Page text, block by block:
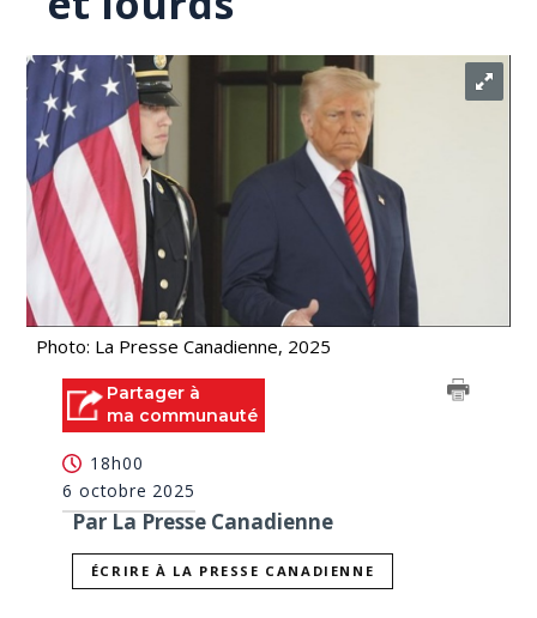
Photo: La Presse Canadienne, 2025
Partager à
ma communauté
18h00
6 octobre 2025
Par La Presse Canadienne
ÉCRIRE À LA PRESSE CANADIENNE